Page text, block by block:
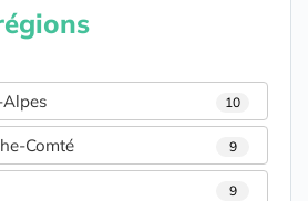
10
Comté 9
9